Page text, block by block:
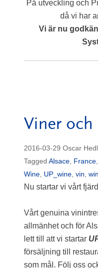
På utveckling och
då vi har
Vi är nu
Viner och
2016-03-29 Oscar
Tagged Alsace, France,
Wine, UP_wine, vin,
Nu startar vi vårt
Vårt genuina
allmänhet och för
lett till att vi startar
försäljning till
som mål. Följ oss